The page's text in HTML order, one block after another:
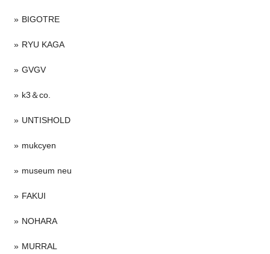
BIGOTRE
RYU KAGA
GVGV
k3＆co.
UNTISHOLD
mukcyen
museum neu
FAKUI
NOHARA
MURRAL